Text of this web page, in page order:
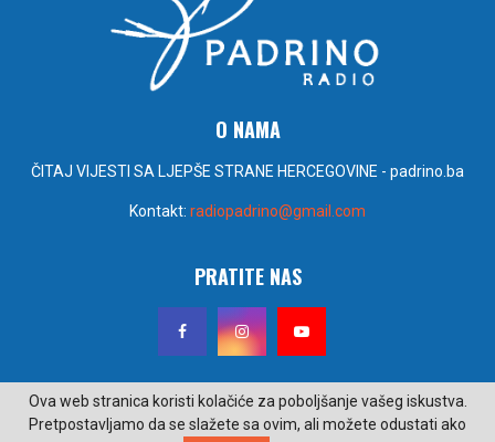
O NAMA
ČITAJ VIJESTI SA LJEPŠE STRANE HERCEGOVINE - padrino.ba
Kontakt: radiopadrino@gmail.com
PRATITE NAS
@2022 - padrino.ba. Sva prava zadržana. Izrada i održavanje Poseidon
Ova web stranica koristi kolačiće za poboljšanje vašeg iskustva.
Pretpostavljamo da se slažete sa ovim, ali možete odustati ako